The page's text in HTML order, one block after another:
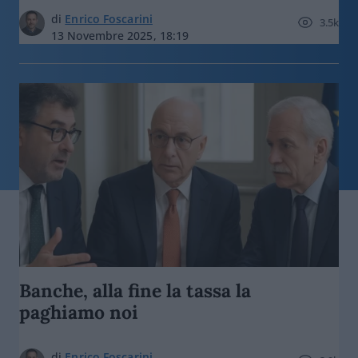
di Enrico Foscarini
13 Novembre 2025, 18:19
3.5k
Banche, alla fine la tassa la
paghiamo noi